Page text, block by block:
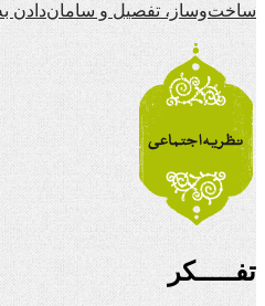
ساخت‌وساز، تفصیل و سامان‌دادن به
تفـــــکر